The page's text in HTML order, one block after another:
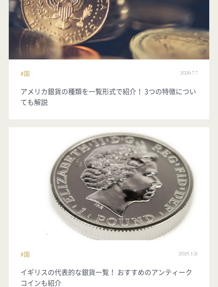
国 2026.7.7
アメリカ銀貨の種類を一覧形式で紹介！ 3つの特徴につい
ても解説
国 2025.3.21
イギリスの代表的な銀貨一覧！ おすすめのアンティーク
コインも紹介